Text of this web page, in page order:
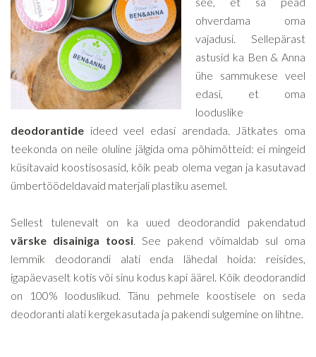
ohverdama oma
vajadusi. Sellepärast
astusid ka Ben & Anna
ühe sammukese veel
edasi, et oma
looduslike
deodorantide ideed veel edasi arendada. Jätkates oma
teekonda on neile oluline jälgida oma põhimõtteid: ei mingeid
küsitavaid koostisosasid, kõik peab olema vegan ja kasutavad
ümbertöödeldavaid materjali plastiku asemel.
Sellest tulenevalt on ka uued deodorandid pakendatud
värske disainiga toosi. See pakend võimaldab sul oma
lemmik deodorandi alati enda lähedal hoida: reisides,
igapäevaselt kotis või sinu kodus kapi äärel. Kõik deodorandid
on 100% looduslikud. Tänu pehmele koostisele on seda
deodoranti alati kergekasutada ja pakendi sulgemine on lihtne.